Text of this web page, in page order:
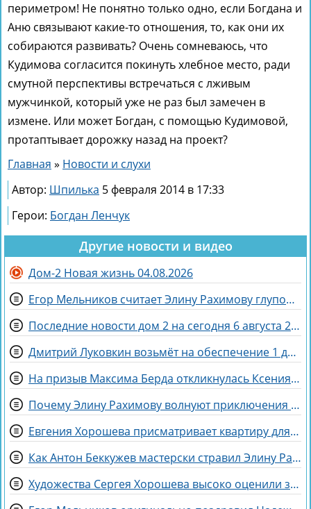
периметром! Не понятно только одно, если Богдана и
Аню связывают какие-то отношения, то, как они их
собираются развивать? Очень сомневаюсь, что
Кудимова согласится покинуть хлебное место, ради
смутной перспективы встречаться с лживым
мужчинкой, который уже не раз был замечен в
измене. Или может Богдан, с помощью Кудимовой,
протаптывает дорожку назад на проект?
Главная » Новости и слухи
Автор: Шпилька 5 февраля 2014 в 17:33
Герои: Богдан Ленчук
Другие новости и видео
Дом-2 Новая жизнь 04.08.2026
Егор Мельников считает Элину Рахимову глупой и профдеформированной
Последние новости дом 2 на сегодня 6 августа 2026
Дмитрий Луковкин возьмёт на обеспечение 1 девушку
На призыв Максима Берда откликнулась Ксения Нечаева
Почему Элину Рахимову волнуют приключения Ермаковой в шкафу
Евгения Хорошева присматривает квартиру для покупки в Питере
Как Антон Беккужев мастерски стравил Элину Рахимову и Веронику Гракович
Художества Сергея Хорошева высоко оценили зрители дома 2